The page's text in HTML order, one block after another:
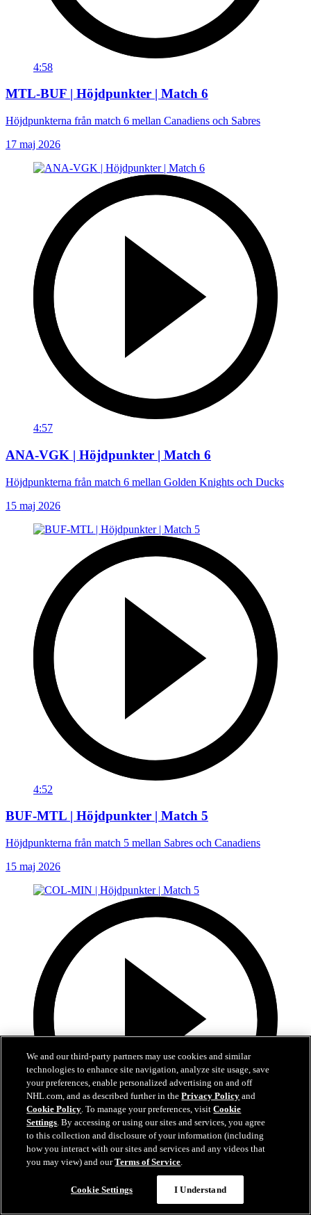
4:58
MTL-BUF | Höjdpunkter | Match 6
Höjdpunkterna från match 6 mellan Canadiens och Sabres
17 maj 2026
4:57
ANA-VGK | Höjdpunkter | Match 6
Höjdpunkterna från match 6 mellan Golden Knights och Ducks
15 maj 2026
4:52
BUF-MTL | Höjdpunkter | Match 5
Höjdpunkterna från match 5 mellan Sabres och Canadiens
15 maj 2026
5:00
COL-MIN | Höjdpunkter | Match 5
Höjdpunkter från match 5 mellan Avalanche och Wild
We and our third-party partners may use cookies and similar
technologies to enhance site navigation, analyze site usage, save
your preferences, enable personalized advertising on and off
NHL.com, and as described further in thePrivacy Policy and
Cookie Policy. To manage your preferences, visitCookie
Settings. By accessing or using our sites and services, you agree
to this collection and disclosure of your information (including
how you interact with our sites and services and any videos that
you may view) and ourTerms of Service.
Cookie Settings I Understand